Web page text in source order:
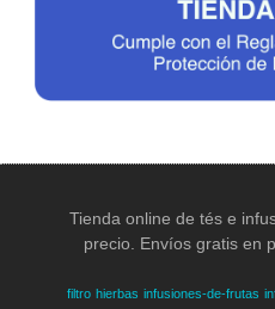
Tienda online de tés e
precio. Envíos gratis en
filtro hierbas infusiones-de-frutas